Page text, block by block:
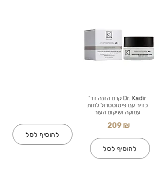
להוסיף לסל
Dr. Kadir קרם הזנה דר'
כדיר עם פיטוסטרול לחות
עמוקה ושיקום העור
209 ₪
להוסיף לסל